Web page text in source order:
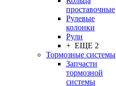
проставочные
Рулевые
колонки
Рули
+ ЕЩЕ 2
Тормозные системы
Запчасти
тормозной
системы